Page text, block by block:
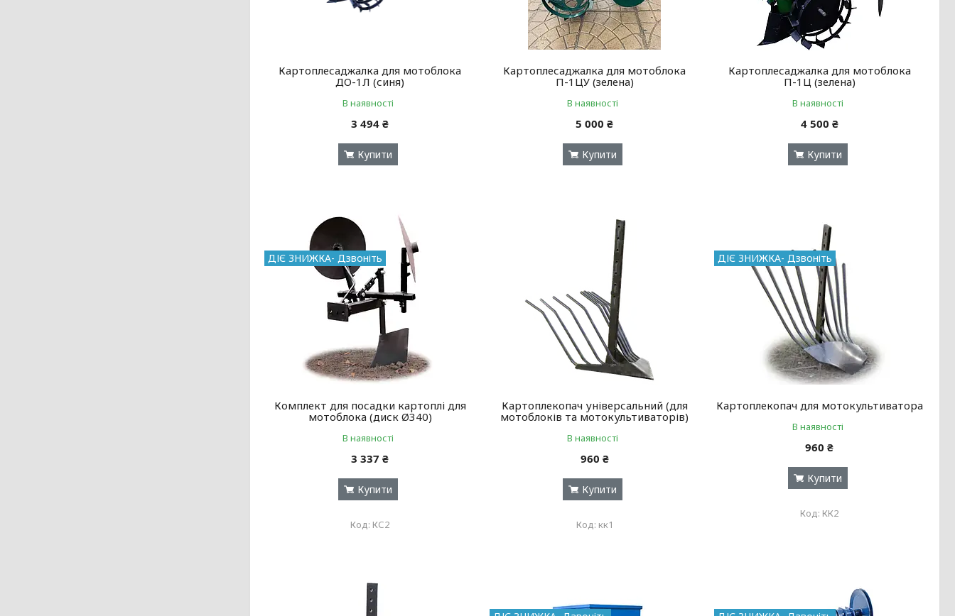
Картоплесаджалка для мотоблока
ДО-1Л (синя)
В наявності
3 494 ₴
Купити
Картоплесаджалка для мотоблока
П-1ЦУ (зелена)
В наявності
5 000 ₴
Купити
Картоплесаджалка для мотоблока
П-1Ц (зелена)
В наявності
4 500 ₴
Купити
ДІЄ ЗНИЖКА- Дзвоніть
Комплект для посадки картоплі для
мотоблока (диск Ø340)
В наявності
3 337 ₴
Купити
КС2
Картоплекопач універсальний (для
мотоблоків та мотокультиваторів)
В наявності
960 ₴
Купити
кк1
ДІЄ ЗНИЖКА- Дзвоніть
Картоплекопач для мотокультиватора
В наявності
960 ₴
Купити
КК2